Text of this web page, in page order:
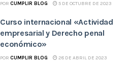
POR CUMPLIR BLOG 5 DE OCTUBRE DE 2023
Curso internacional «Actividad
empresarial y Derecho penal
económico»
POR CUMPLIR BLOG 28 DE ABRIL DE 2023